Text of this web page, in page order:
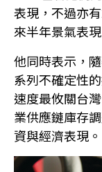
表現，不過亦
來半年景氣表
他同時表示，
系列不確定性
速度最攸關台
業供應鏈庫存
資與經濟表現。